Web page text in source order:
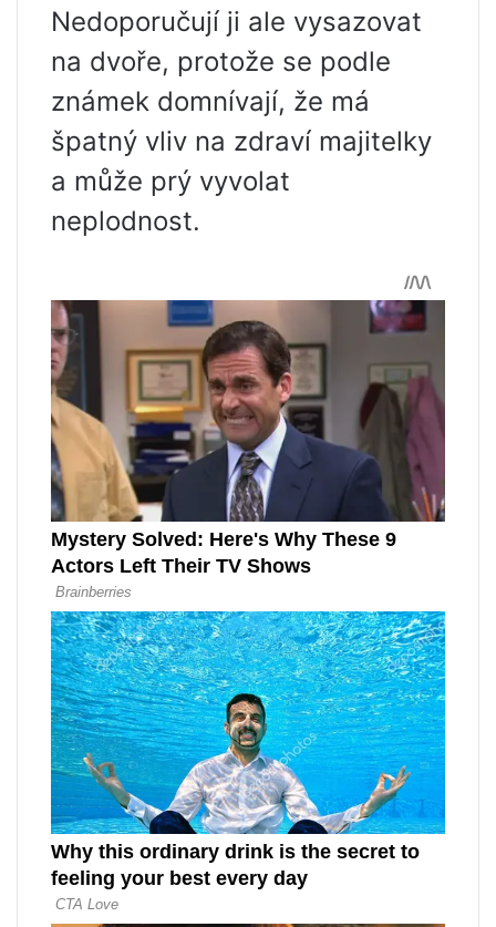
Nedoporučují ji ale vysazovat
na dvoře, protože se podle
známek domnívají, že má
špatný vliv na zdraví majitelky
a může prý vyvolat
neplodnost.